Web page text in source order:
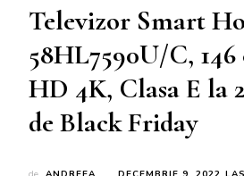
Televizor Smart
58HL7590U/C,
HD 4K, Clasa E la
de Black Friday